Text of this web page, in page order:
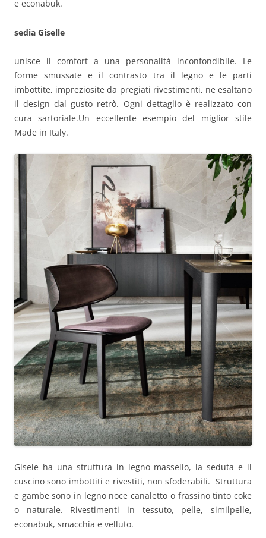
e econabuk.
sedia Giselle
unisce il comfort a una personalità inconfondibile. Le
forme smussate e il contrasto tra il legno e le parti
imbottite, impreziosite da pregiati rivestimenti, ne esaltano
il design dal gusto retrò. Ogni dettaglio è realizzato con
cura sartoriale.Un eccellente esempio del miglior stile
Made in Italy.
Gisele ha una struttura in legno massello, la seduta e il
cuscino sono imbottiti e rivestiti, non sfoderabili. Struttura
e gambe sono in legno noce canaletto o frassino tinto coke
o naturale. Rivestimenti in tessuto, pelle, similpelle,
econabuk, smacchia e velluto.